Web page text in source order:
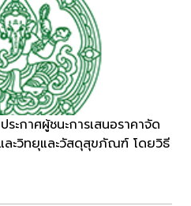
ะกาศผู้ชนะการเสนอราคาจัด
ะวิทยุและวัสดุสุขภัณฑ์ โดยวิธี